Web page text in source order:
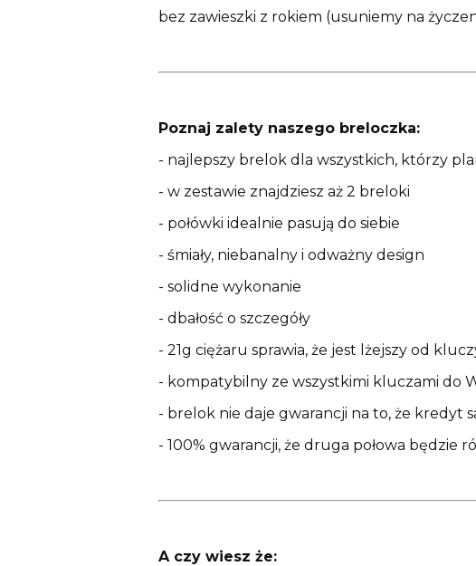
bez zawieszki z rokiem (usuniemy na
Poznaj zalety naszego breloczka:
- najlepszy brelok dla wszystkich, którzy
- w zestawie znajdziesz aż 2 breloki
- połówki idealnie pasują do siebie
- śmiały, niebanalny i odważny design
- solidne wykonanie
- dbałość o szczegóły
- 21g ciężaru sprawia, że jest lżejszy od
- kompatybilny ze wszystkimi kluczami do
- brelok nie daje gwarancji na to, że kredyt
- 100% gwarancji, że druga połowa będzie
A czy wiesz że: